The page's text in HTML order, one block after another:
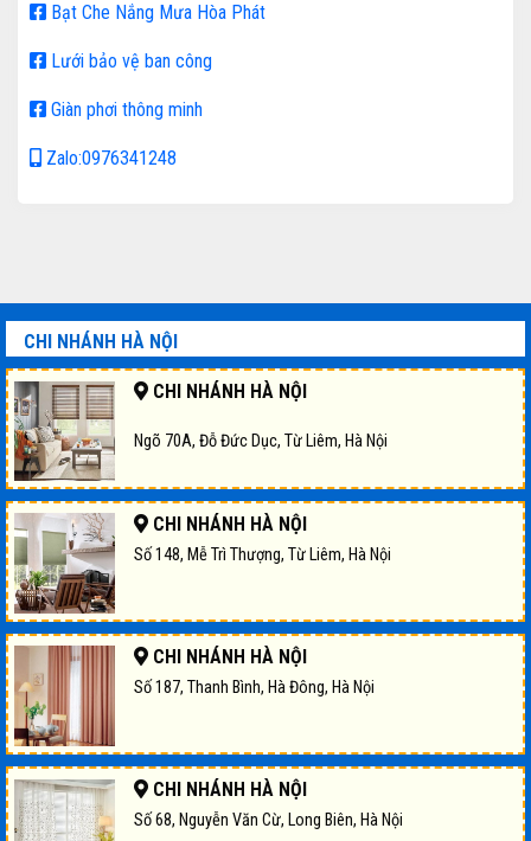
Bạt Che Nắng Mưa Hòa Phát
Lưới bảo vệ ban công
Giàn phơi thông minh
Zalo:0976341248
CHI NHÁNH HÀ NỘI
CHI NHÁNH HÀ NỘI
Ngõ 70A, Đỗ Đức Dục, Từ Liêm, Hà Nội
CHI NHÁNH HÀ NỘI
Số 148, Mễ Trì Thượng, Từ Liêm, Hà Nội
CHI NHÁNH HÀ NỘI
Số 187, Thanh Bình, Hà Đông, Hà Nội
CHI NHÁNH HÀ NỘI
Số 68, Nguyễn Văn Cừ, Long Biên, Hà Nội